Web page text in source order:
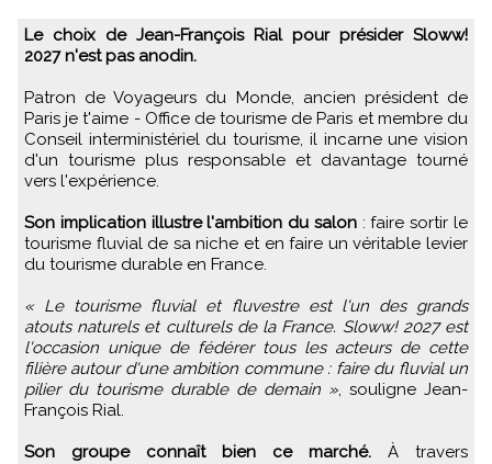
Le choix de Jean-François Rial pour présider Sloww!
2027 n'est pas anodin.
Patron de Voyageurs du Monde, ancien président de
Paris je t'aime - Office de tourisme de Paris et membre du
Conseil interministériel du tourisme, il incarne une vision
d'un tourisme plus responsable et davantage tourné
vers l'expérience.
Son implication illustre l'ambition du salon: faire sortir le
tourisme fluvial de sa niche et en faire un véritable levier
du tourisme durable en France.
« Le tourisme fluvial et fluvestre est l'un des grands
atouts naturels et culturels de la France. Sloww! 2027 est
l'occasion unique de fédérer tous les acteurs de cette
filière autour d'une ambition commune : faire du fluvial un
pilier du tourisme durable de demain », souligne Jean-
François Rial.
Son groupe connaît bien ce marché. À travers